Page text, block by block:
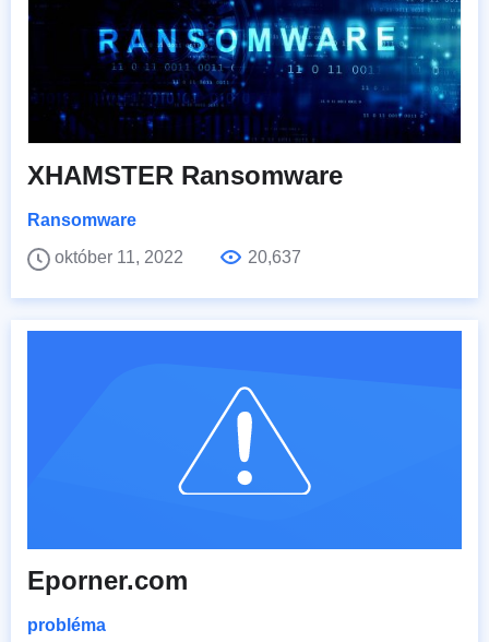
XHAMSTER Ransomware
Ransomware
október 11, 2022
20,637
Eporner.com
probléma